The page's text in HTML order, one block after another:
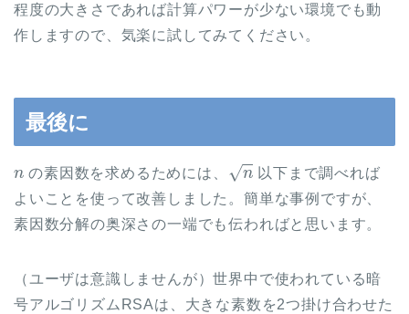
程度の大きさであれば計算パワーが少ない環境でも動
作しますので、気楽に試してみてください。
最後に
の素因数を求めるためには、
以下まで調べれば
よいことを使って改善しました。簡単な事例ですが、
素因数分解の奥深さの一端でも伝わればと思います。
（ユーザは意識しませんが）世界中で使われている暗
号アルゴリズムRSAは、大きな素数を2つ掛け合わせた